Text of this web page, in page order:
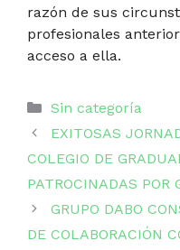
razón de sus
profesionales
acceso a ella.
Categorías
Sin categoría
EXITOSAS
COLEGIO DE
PATROCINADAS POR
GRUPO DABO
DE COLABORACIÓN